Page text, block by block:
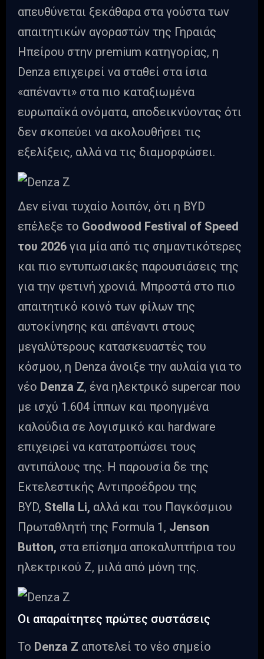
απευθύνεται ξεκάθαρα στα γούστα των
απαιτητικών αγοραστών της Γηραιάς
Ηπείρου στην premium κατηγορίας, η
Denza επιχειρεί να σταθεί στα ίσια
«απέναντι» στα πιο καταξιωμένα
ευρωπαϊκά ονόματα, αποδεικνύοντας ότι
δεν σκοπεύει να ακολουθήσει τις
εξελίξεις, αλλά να τις διαμορφώσει.
Δεν είναι τυχαίο λοιπόν, ότι η BYD
επέλεξε το Goodwood Festival of Speed
του 2026 για μία από τις σημαντικότερες
και πιο εντυπωσιακές παρουσιάσεις της
για την φετινή χρονιά. Μπροστά στο πιο
απαιτητικό κοινό των φίλων της
αυτοκίνησης και απέναντι στους
μεγαλύτερους κατασκευαστές του
κόσμου, η Denza άνοιξε την αυλαία για το
νέο Denza Z, ένα ηλεκτρικό supercar που
με ισχύ 1.604 ίππων και προηγμένα
καλούδια σε λογισμικό και hardware
επιχειρεί να κατατροπώσει τους
αντιπάλους της. Η παρουσία δε της
Εκτελεστικής Αντιπροέδρου της
BYD, Stella Li, αλλά και του Παγκόσμιου
Πρωταθλητή της Formula 1, Jenson
Button, στα επίσημα αποκαλυπτήρια του
ηλεκτρικού Ζ, μιλά από μόνη της.
Οι απαραίτητες πρώτες συστάσεις
Το Denza Z αποτελεί το νέο σημείο